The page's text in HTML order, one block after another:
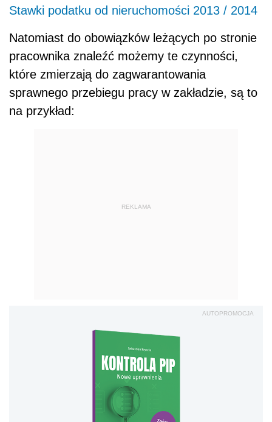
Stawki podatku od nieruchomości 2013 / 2014
Natomiast do obowiązków leżących po stronie
pracownika znaleźć możemy te czynności,
które zmierzają do zagwarantowania
sprawnego przebiegu pracy w zakładzie, są to
na przykład:
REKLAMA
AUTOPROMOCJA